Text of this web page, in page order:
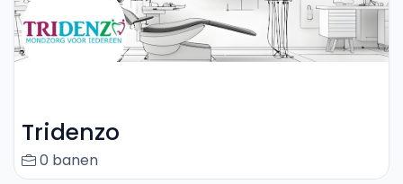
Tridenzo
0 banen